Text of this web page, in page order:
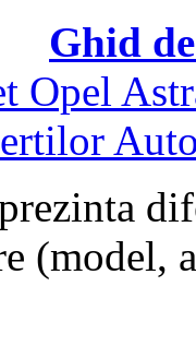
Ghid
Opel
(model,